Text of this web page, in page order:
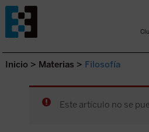
Saltar al contenido.
Inicio > Materias > Filosofía
Este artículo no se